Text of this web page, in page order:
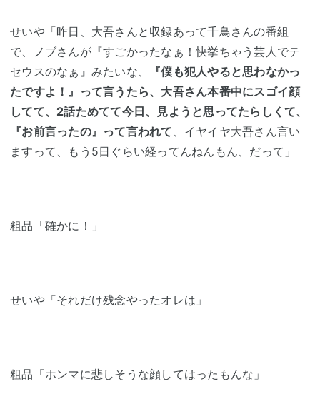
せいや「昨日、大吾さんと収録あって千鳥さんの番組
で、ノブさんが『すごかったなぁ！快挙ちゃう芸人でテ
セウスのなぁ』みたいな、
『僕も犯人やると思わなかっ
たですよ！』って言うたら、大吾さん本番中にスゴイ顔
してて、2話ためてて今日、見ようと思ってたらしくて、
『お前言ったの』って言われて 、イヤイヤ大吾さん言い
ますって、もう5日ぐらい経ってんねんもん、だって」
粗品「確かに！」
せいや「それだけ残念やったオレは」
粗品「ホンマに悲しそうな顔してはったもんな」